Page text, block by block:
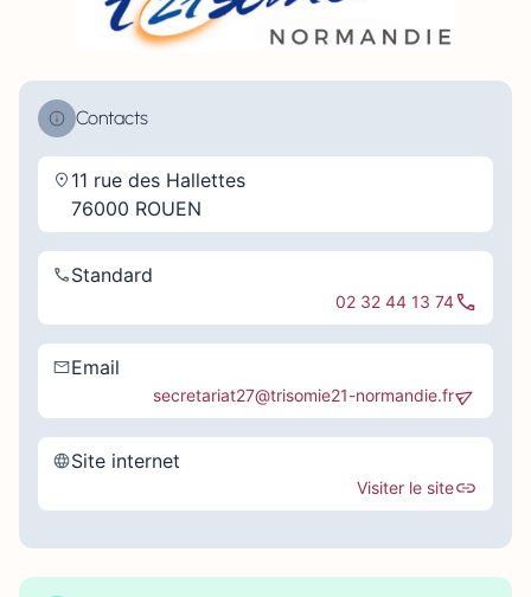
Contacts
11 rue des Hallettes
76000 ROUEN
Standard
02 32 44 13 74
Email
secretariat27@trisomie21-normandie.fr
Site internet
Visiter le site